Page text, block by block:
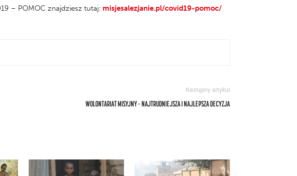
– POMOC znajdziesz tutaj: misjesalezjanie.pl/covid19-pomoc/
Następny artykuł
WOLONTARIAT MISYJNY – NAJTRUDNIEJSZA I NAJLEPSZA DECYZJA